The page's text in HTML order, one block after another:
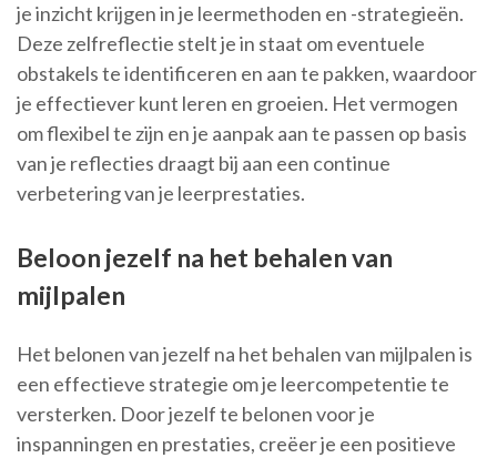
je inzicht krijgen in je leermethoden en -strategieën.
Deze zelfreflectie stelt je in staat om eventuele
obstakels te identificeren en aan te pakken, waardoor
je effectiever kunt leren en groeien. Het vermogen
om flexibel te zijn en je aanpak aan te passen op basis
van je reflecties draagt bij aan een continue
verbetering van je leerprestaties.
Beloon jezelf na het behalen van
mijlpalen
Het belonen van jezelf na het behalen van mijlpalen is
een effectieve strategie om je leercompetentie te
versterken. Door jezelf te belonen voor je
inspanningen en prestaties, creëer je een positieve